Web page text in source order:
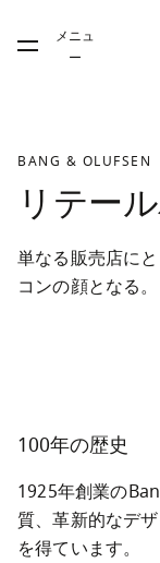
Skip to
メニュ
ー
BANG & OLUFSEN
リテー
単なる販売店に
コンの顔となる。
100年の歴史
1925年創業の
質、革新的なデ
を得ています。